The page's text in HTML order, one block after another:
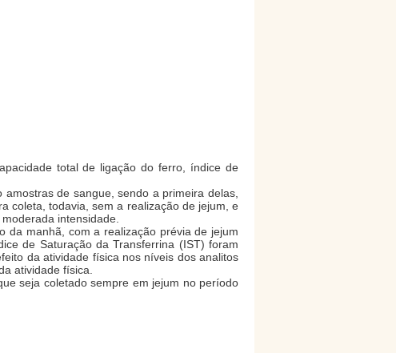
total de ligação do ferro, índice de
de sangue, sendo a primeira delas,
coleta, todavia, sem a realização de jejum, e
intensidade.
da manhã, com a realização prévia de jejum
de Saturação da Transferrina (IST) foram
da atividade física nos níveis dos analitos
atividade física.
seja coletado sempre em jejum no período